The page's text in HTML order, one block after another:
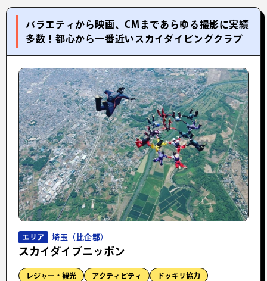
バラエティから映画、CMまであらゆる撮影に実績
多数！都心から一番近いスカイダイビングクラブ
エリア 埼玉（比企郡）
スカイダイブニッポン
レジャー・観光 アクティビティ ドッキリ協力